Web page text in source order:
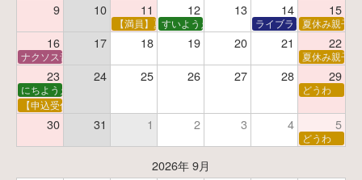
9 10 11 12 13 14 15
【満員】夏休みおはなし工作会
すいようえほん ライブラリーシアター
夏休み親子
16 17 18 19 20 21 22
ナクソス音楽会 第5回 NHK交響楽団創立100年 夏休み親子
23 24 25 26 27 28 29
にちようえほん
どうわ
【申込受付中】ゆうべのこわ～いおはなし会
30 31 1 2 3 4 5
どうわ
2026年 9月